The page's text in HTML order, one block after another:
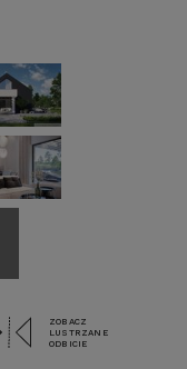
ZOBACZ
LUSTRZANE
ODBICIE